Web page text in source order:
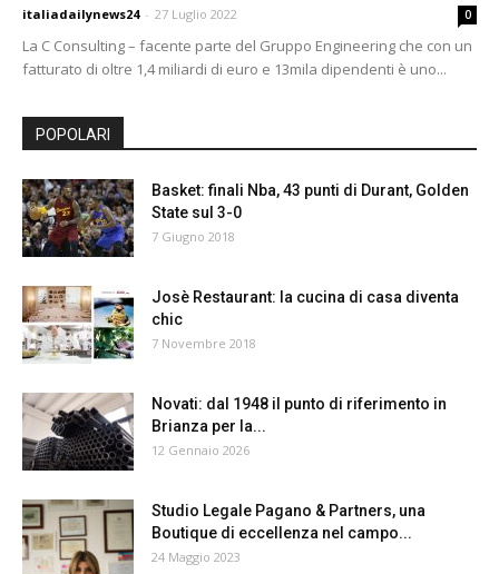
italiadailynews24 - 27 Luglio 2022 0
La C Consulting – facente parte del Gruppo Engineering che con un
fatturato di oltre 1,4 miliardi di euro e 13mila dipendenti è uno...
POPOLARI
Basket: finali Nba, 43 punti di Durant, Golden
State sul 3-0
7 Giugno 2018
Josè Restaurant: la cucina di casa diventa
chic
7 Novembre 2018
Novati: dal 1948 il punto di riferimento in
Brianza per la...
12 Gennaio 2026
Studio Legale Pagano & Partners, una
Boutique di eccellenza nel campo...
24 Maggio 2023